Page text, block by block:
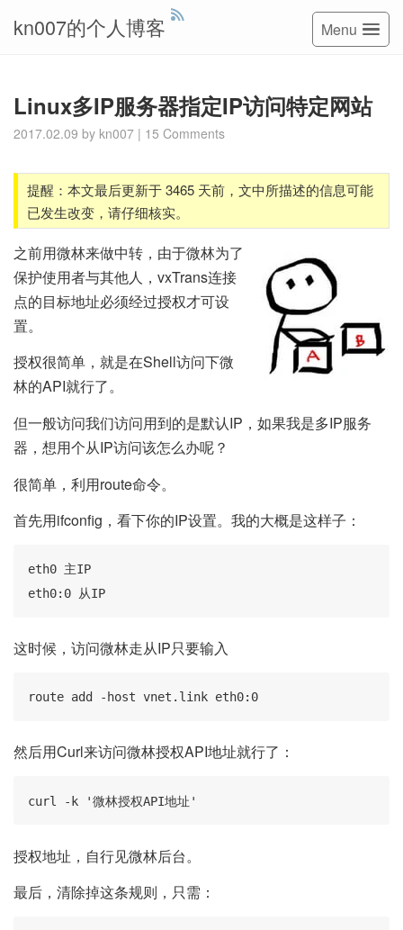
kn007的个人博客 Menu
Linux多IP服务器指定IP访问特定网站
2017.02.09 by kn007 | 15 Comments
提醒：本文最后更新于 3465 天前，文中所描述的信息可能
已发生改变，请仔细核实。
之前用微林来做中转，由于微林为了
保护使用者与其他人，vxTrans连接
点的目标地址必须经过授权才可设
置。
授权很简单，就是在Shell访问下微
林的API就行了。
但一般访问我们访问用到的是默认IP，如果我是多IP服务
器，想用个从IP访问该怎么办呢？
很简单，利用route命令。
首先用ifconfig，看下你的IP设置。我的大概是这样子：
eth0 主IP
eth0:0 从IP
这时候，访问微林走从IP只要输入
route add -host vnet.link eth0:0
然后用Curl来访问微林授权API地址就行了：
curl -k '微林授权API地址'
授权地址，自行见微林后台。
最后，清除掉这条规则，只需：